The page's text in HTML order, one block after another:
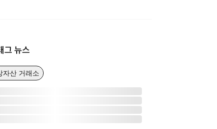
그 뉴스
자산 거래소